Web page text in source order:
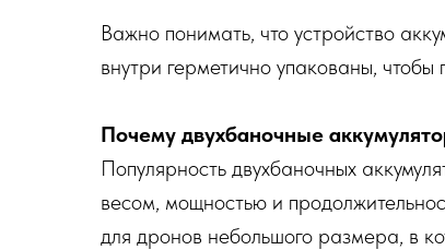
Важно понимать, что устройство
внутри герметично упакованы,
Почему двухбаночные
Популярность двухбаночных
весом, мощностью и
для дронов небольшого размера, в